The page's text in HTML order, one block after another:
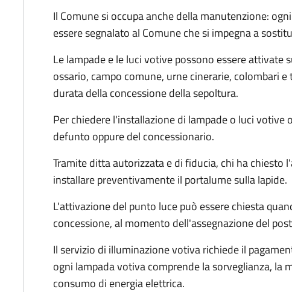
Il Comune si occupa anche della manutenzione:
essere segnalato al Comune che si impegna a
Le lampade e le luci votive possono essere attivate
ossario, campo comune, urne cinerarie, colombari
durata della concessione della sepoltura.
Per chiedere l'installazione di lampade o luci votive
defunto oppure del concessionario.
Tramite ditta autorizzata e di fiducia, chi ha
installare preventivamente il portalume sulla lapide.
L'attivazione del punto luce può essere chiesta
concessione, al momento dell'assegnazione del
Il servizio di illuminazione votiva richiede il
ogni lampada votiva comprende la sorveglianza, la
consumo di energia elettrica.